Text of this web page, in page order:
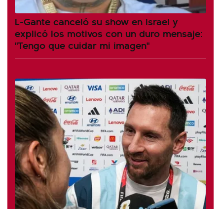
L-Gante canceló su show en Israel y
explicó los motivos con un duro mensaje:
"Tengo que cuidar mi imagen"